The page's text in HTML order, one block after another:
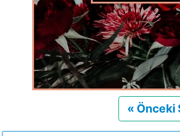
« Önceki